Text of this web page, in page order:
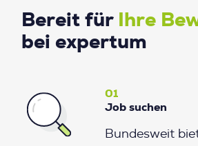
Bereit für
Ihre
bei expertum
01
Job suchen
Bundesweit